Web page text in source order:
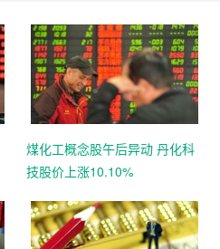
煤化工概念股午后异动 丹化科
技股价上涨10.10%